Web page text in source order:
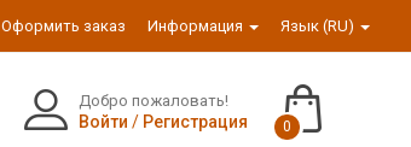
Оформить заказ Информация Язык (RU)
Добро пожаловать!
Войти / Регистрация 0